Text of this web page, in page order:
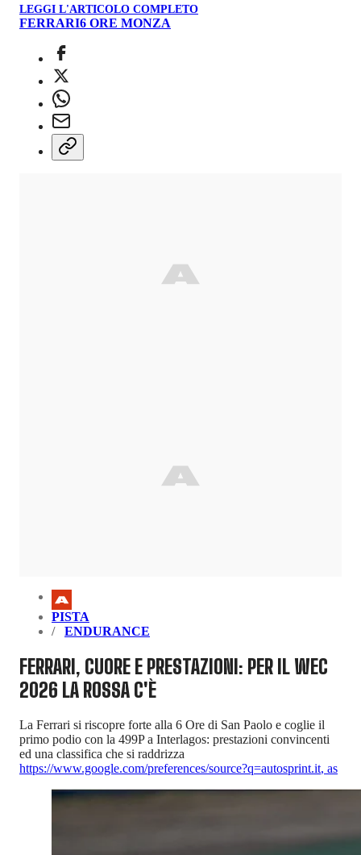
LEGGI L'ARTICOLO COMPLETO
FERRARI6 ORE MONZA
PISTA
ENDURANCE
FERRARI, CUORE E PRESTAZIONI: PER IL WEC
2026 LA ROSSA C'È
La Ferrari si riscopre forte alla 6 Ore di San Paolo e coglie il
primo podio con la 499P a Interlagos: prestazioni convincenti
ed una classifica che si raddrizza
https://www.google.com/preferences/source?q=autosprint.it, as